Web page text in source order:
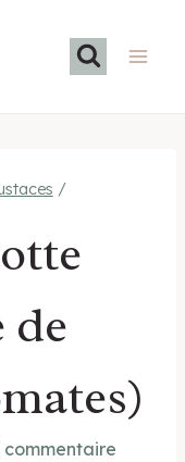
/
de
commentaire